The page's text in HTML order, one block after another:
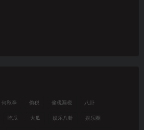
何秋亊 偷税 偷税漏税 八卦
吃瓜 大瓜 娱乐八卦 娱乐圈